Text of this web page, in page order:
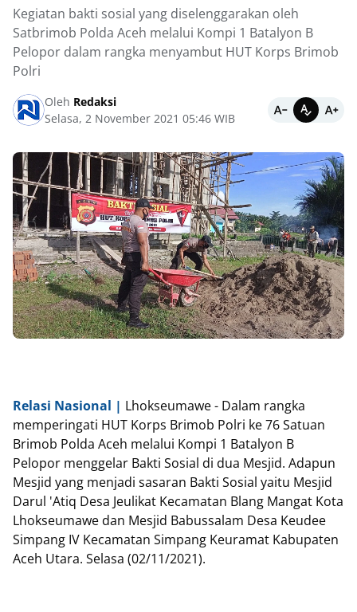
Kegiatan bakti sosial yang diselenggarakan oleh
Satbrimob Polda Aceh melalui Kompi 1 Batalyon B
Pelopor dalam rangka menyambut HUT Korps Brimob
Polri
Oleh Redaksi
Selasa, 2 November 2021 05:46 WIB
Relasi Nasional | Lhokseumawe - Dalam rangka
memperingati HUT Korps Brimob Polri ke 76 Satuan
Brimob Polda Aceh melalui Kompi 1 Batalyon B
Pelopor menggelar Bakti Sosial di dua Mesjid. Adapun
Mesjid yang menjadi sasaran Bakti Sosial yaitu Mesjid
Darul 'Atiq Desa Jeulikat Kecamatan Blang Mangat Kota
Lhokseumawe dan Mesjid Babussalam Desa Keudee
Simpang IV Kecamatan Simpang Keuramat Kabupaten
Aceh Utara. Selasa (02/11/2021).